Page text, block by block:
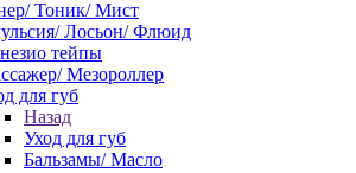
Тоник/ Мист
Лосьон/ Флюид
тейпы
Мезороллер
для губ
Назад
Уход для губ
Бальзамы/ Масло